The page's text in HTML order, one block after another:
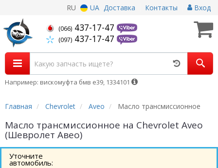
RU UA Доставка Контакты Вход
(066) 437-17-47
(097) 437-17-47
Например: вискомуфта бмв е39, 1334101
Главная Chevrolet Aveo Масло трансмиссионное
Масло трансмиссионное на Chevrolet Aveo
(Шевролет Авео)
Уточните
автомобиль: